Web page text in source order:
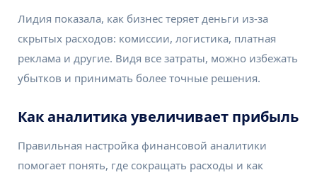
Лидия показала, как бизнес теряет деньги из-за
скрытых расходов: комиссии, логистика, платная
реклама и другие. Видя все затраты, можно избежать
убытков и принимать более точные решения.
Как аналитика увеличивает прибыль
Правильная настройка финансовой аналитики
помогает понять, где сокращать расходы и как